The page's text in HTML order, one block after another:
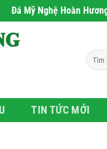
Nghệ Hoàn Hương -
Tìm
kiếm:
TIN TỨC MỚI